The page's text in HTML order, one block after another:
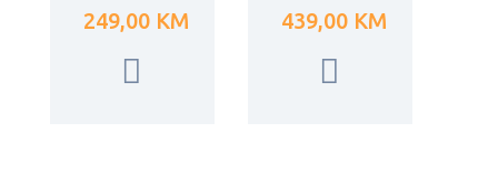
249,00 KM 439,00 KM